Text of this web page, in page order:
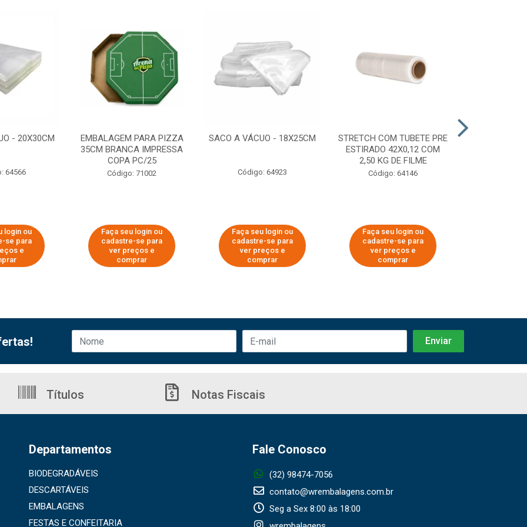
- 20X30CM
64566
login ou
se para
e
EMBALAGEM PARA PIZZA
35CM BRANCA IMPRESSA
COPA PC/25
Código: 71002
Faça seu login ou
cadastre-se para
ver preços e
comprar
SACO A VÁCUO - 18X25CM
Código: 64923
Faça seu login ou
cadastre-se para
ver preços e
comprar
STRETCH COM TUBETE PRE
ESTIRADO 42X0,12 COM
2,50 KG DE FILME
Código: 64146
Faça seu login ou
cadastre-se para
ver preços e
comprar
Títulos Notas Fiscais
Departamentos
BIODEGRADÁVEIS
DESCARTÁVEIS
EMBALAGENS
FESTAS E CONFEITARIA
Fale Conosco
(32) 98474-7056
contato@wrembalagens.com.br
Seg a Sex 8:00 às 18:00